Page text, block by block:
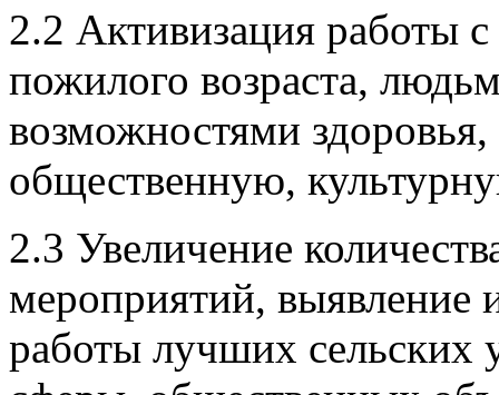
2.2 Активизация работы
пожилого возраста,
возможностями здоровья,
общественную,
2.3 Увеличение
мероприятий, выявление
работы лучших сельских